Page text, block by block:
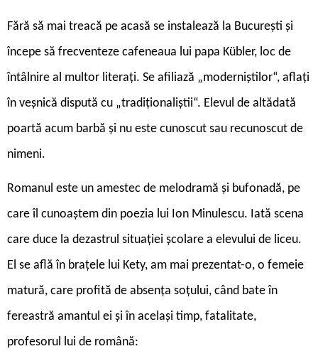
Fără să mai treacă pe acasă se instalează la București și
începe să frecventeze cafeneaua lui papa Kübler, loc de
întâlnire al multor literați. Se afiliază „moderniștilor“, aflați
în veșnică dispută cu „tradiționaliștii“. Elevul de altădată
poartă acum barbă și nu este cunoscut sau recunoscut de
nimeni.
Romanul este un amestec de melodramă și bufonadă, pe
care îl cunoaștem din poezia lui Ion Minulescu. Iată scena
care duce la dezastrul situației școlare a elevului de liceu.
El se află în brațele lui Kety, am mai prezentat-o, o femeie
matură, care profită de absența soțului, când bate în
fereastră amantul ei și în același timp, fatalitate,
profesorul lui de română: